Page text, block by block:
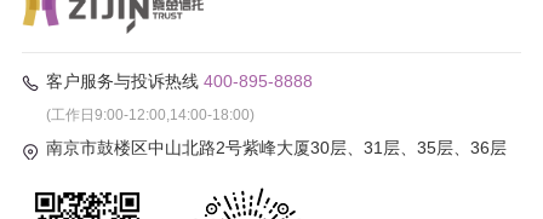
客户服务与投诉热线 400-895-8888
(工作日9:00-12:00,14:00-18:00)
南京市鼓楼区中山北路2号紫峰大厦30层、31层、35层、36层